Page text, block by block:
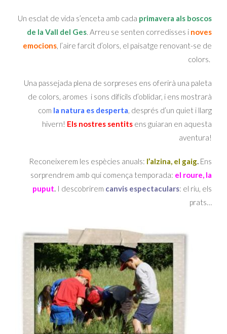
Un esclat de vida s’enceta amb cada primavera als boscos
de la Vall del Ges. Arreu se senten corredisses i noves
emocions, l’aire farcit d’olors, el paisatge renovant-se de
colors.
Una passejada plena de sorpreses ens oferirà una paleta
de colors, aromes i sons difícils d’oblidar, i ens mostrarà
com la natura es desperta, després d’un quiet i llarg
hivern! Els nostres sentits ens guiaran en aquesta
aventura!
Reconeixerem les espècies anuals: l’alzina, el gaig. Ens
sorprendrem amb qui comença temporada: el roure, la
puput. I descobrirem canvis espectaculars: el riu, els
prats…